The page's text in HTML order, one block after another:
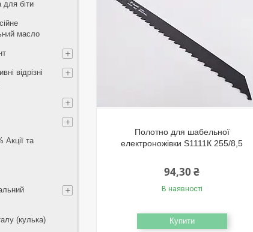
Полотно для шабельної
електроножівки S1111К 255/8,5
94,30 ₴
В наявності
Купити
для біти
масло
відрізні
Акції та
(кулька)